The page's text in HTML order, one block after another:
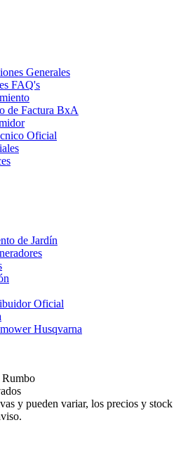
Generales
FAQ's
de Factura BxA
Oficial
de Jardín
Oficial
Husqvarna
y pueden variar, los precios y stock